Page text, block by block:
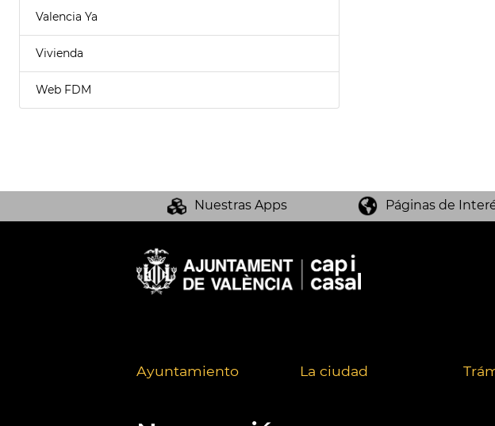
Valencia Ya
Vivienda
Web FDM
Nuestras Apps Páginas de
Ayuntamiento La ciudad